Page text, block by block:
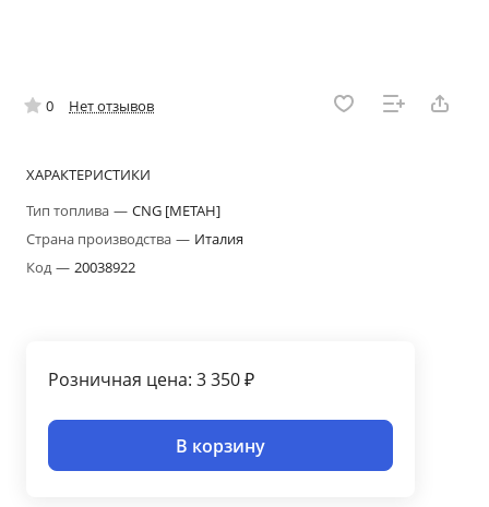
0 Нет отзывов
ХАРАКТЕРИСТИКИ
Тип топлива — CNG [МЕТАН]
Страна производства — Италия
Код— 20038922
Розничная цена: 3 350 ₽
В корзину